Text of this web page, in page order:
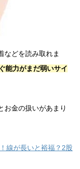
などを読み取れま
能力がまだ弱いサイ
お金の扱いがあまり
線が長いと裕福？2股